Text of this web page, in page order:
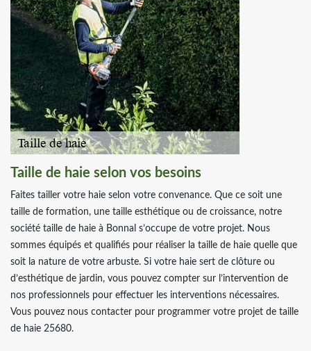
Taille de haie selon vos besoins
Faites tailler votre haie selon votre convenance. Que ce soit une
taille de formation, une taille esthétique ou de croissance, notre
société taille de haie à Bonnal s’occupe de votre projet. Nous
sommes équipés et qualifiés pour réaliser la taille de haie quelle que
soit la nature de votre arbuste. Si votre haie sert de clôture ou
d’esthétique de jardin, vous pouvez compter sur l’intervention de
nos professionnels pour effectuer les interventions nécessaires.
Vous pouvez nous contacter pour programmer votre projet de taille
de haie 25680.